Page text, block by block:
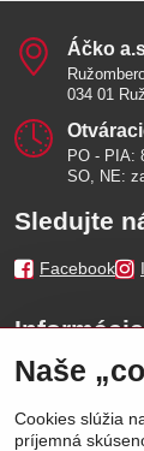
Áčko
034 01
PO - PIA:
SO, NE:
Sledujte
Facebook
Naše
Naše
Cookies slúžia
príjemná